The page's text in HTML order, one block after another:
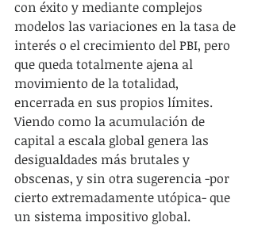
con éxito y mediante complejos
modelos las variaciones en la tasa de
interés o el crecimiento del PBI, pero
que queda totalmente ajena al
movimiento de la totalidad,
encerrada en sus propios límites.
Viendo como la acumulación de
capital a escala global genera las
desigualdades más brutales y
obscenas, y sin otra sugerencia -por
cierto extremadamente utópica- que
un sistema impositivo global.